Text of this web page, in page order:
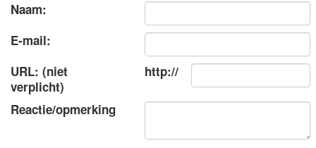
Naam:
E-mail:
URL: (niet
verplicht)
http://
Reactie/opmerking